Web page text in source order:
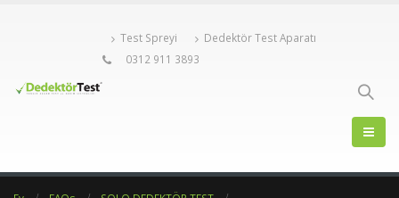
Test Spreyi
Dedektör Test Aparatı
0312 911 3893